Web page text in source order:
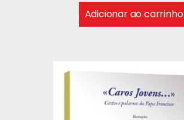
Adicionar ao carrinho